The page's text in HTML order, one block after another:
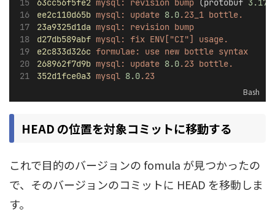
63cc56f5fe2 mysql: revision bump (protobuf 3.17
ee2c110d65b mysql: update 8.0.23_1 bottle.
23a9325d1da mysql: revision bump
d27db589abf mysql: fix ENV["CI"]
usage.
e2c833d326c formulae: use new bottle syntax
268962f7d9b mysql: update 8.0.23 bottle.
352d1fce0a3 mysql 8.0.23
Bash
HEAD の位置を対象コミットに移動する
これで目的のバージョンの fomula が見つかったの
で、そのバージョンのコミットに HEAD を移動しま
す。